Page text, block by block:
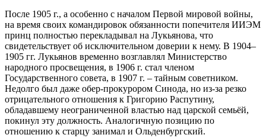
После 1905 г., а особенно с началом Первой мировой войны,
на время своих командировок обязанности попечителя ИИЭМ
принц полностью перекладывал на Лукьянова, что
свидетельствует об исключительном доверии к нему. В 1904–
1905 гг. Лукьянов временно возглавлял Министерство
народного просвещения, в 1906 г. стал членом
Государственного совета, в 1907 г. – тайным советником.
Недолго был даже обер-прокурором Синода, но из-за резко
отрицательного отношения к Григорию Распутину,
обладавшему неограниченной властью над царской семьёй,
покинул эту должность. Аналогичную позицию по
отношению к старцу занимал и Ольденбургский.